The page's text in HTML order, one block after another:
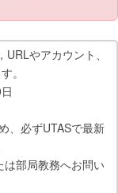
やアカウント、
。
、必ずUTASで最新
は部局教務へお問い